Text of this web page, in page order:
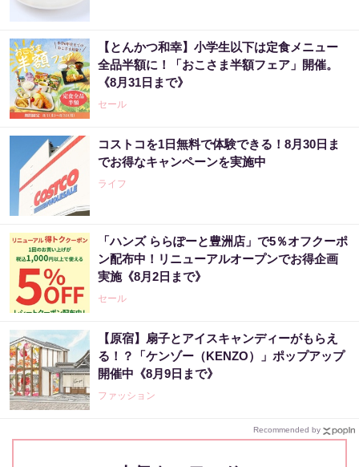
【とんかつ和幸】小学生以下は定食メニュー
全品半額に！「おこさま半額フェア」開催。
《8月31日まで》
セール
コストコを1日無料で体験できる！8月30日ま
でお得なキャンペーンを実施中
ライフ
「ハンズ ららぽーと豊洲店」で5％オフクーポ
ン配布中！リニューアルオープンでお得企画
実施《8月2日まで》
セール
【原宿】扇子とアイスキャンディーがもらえ
る！？「ケンゾー（KENZO）」ポップアップ
開催中《8月9日まで》
ファッション
Recommended by